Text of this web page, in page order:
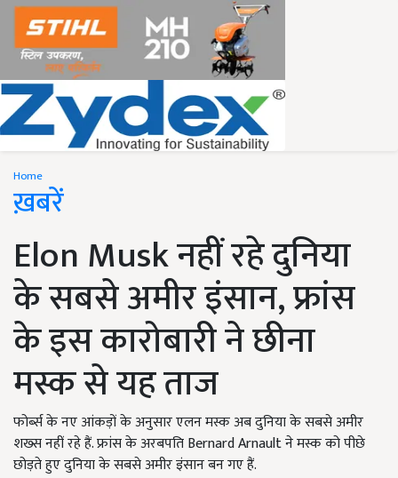
Home
ख़बरें
Elon Musk नहीं रहे दुनिया
के सबसे अमीर इंसान, फ्रांस
के इस कारोबारी ने छीना
मस्क से यह ताज
फोर्ब्स के नए आंकड़ों के अनुसार एलन मस्क अब दुनिया के सबसे अमीर
शख्स नहीं रहे हैं. फ्रांस के अरबपति Bernard Arnault ने मस्क को पीछे
छोड़ते हुए दुनिया के सबसे अमीर इंसान बन गए हैं.